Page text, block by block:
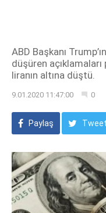
ABD Başkanı
düşüren
liranın altına düştü.
9.01.2020 11:47:00 0
Paylaş Tweet